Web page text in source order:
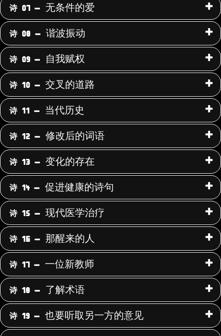
别
过
滤
诗
词。
诗 07 - 无条件的爱
诗 08 - 谐波振动
诗 09 - 自我赋权
诗 10 - 交叉的道路
诗 11 - 当代历史
诗 12 - 修改后的词语
诗 13 - 变化的存在
诗 14 - 促进健康的诗句
诗 15 - 现代医学治疗
诗 16 - 那醒来的人
诗 17 - 一位新教师
诗 18 - 了解术语
诗 19 - 也要听取另一方的意见